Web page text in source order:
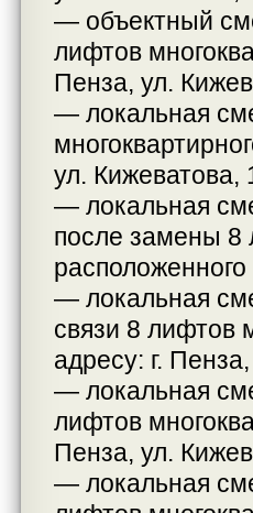
— объектный
лифтов
Пенза, ул.
— локальная
ул. Кижеватова,
— локальная
после замены 8
— локальная
связи 8 лифтов
адресу: г.
— локальная
лифтов
Пенза, ул.
— локальная